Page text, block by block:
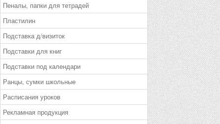
Пеналы, папки для тетрадей
Пластилин
Подставка д/визиток
Подставки для книг
Подставки под календари
Ранцы, сумки школьные
Расписания уроков
Рекламная продукция